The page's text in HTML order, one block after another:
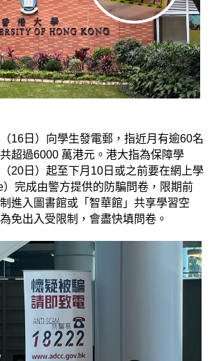
16日）向學生發電郵，指近月有逾60名
超過6000 萬港元。港大指為保障學
20日）起至下月10日或之前要在網上學
）完成由警方提供的防騙問卷，限期前
進入圖書館或「智華館」共享學習空
免出入受限制，會盡快填問卷。